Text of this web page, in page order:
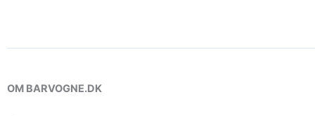
OM BARVOGNE.DK